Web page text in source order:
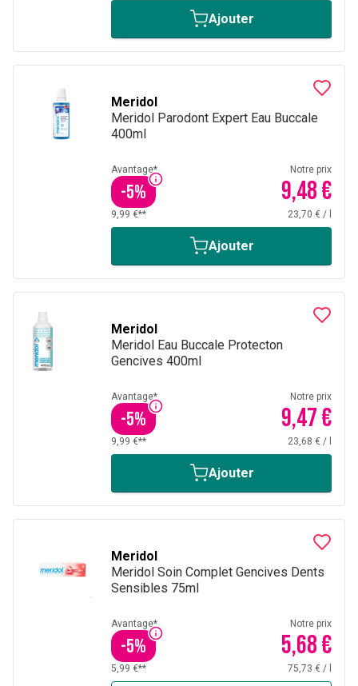
Ajouter
Meridol
Meridol Parodont Expert Eau Buccale
400ml
Avantage*
-5%
Notre prix
9,48 €
9,99 €** 23,70 € /
Ajouter
Meridol
Meridol Eau Buccale Protecton
Gencives 400ml
Avantage*
-5%
Notre prix
9,47 €
9,99 €** 23,68 € /
Ajouter
Meridol
Meridol Soin Complet Gencives Dents
Sensibles 75ml
Avantage*
-5%
Notre prix
5,68 €
5,99 €** 75,73 € /